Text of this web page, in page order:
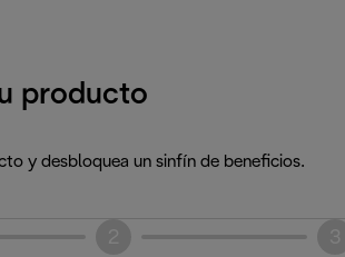
producto
y desbloquea un sinfín de beneficios.